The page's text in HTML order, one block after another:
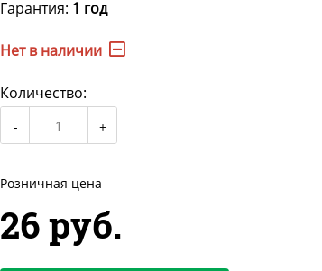
Гарантия: 1 год
Нет в наличии
Количество:
Розничная цена
26 руб.